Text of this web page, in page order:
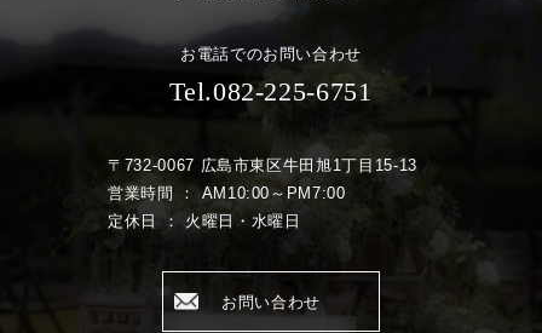
お電話でのお問い合わせ
Tel.082-225-6751
〒732-0067 広島市東区牛田旭1丁目15-13
営業時間 ： AM10:00～PM7:00
定休日 ： 火曜日・水曜日
お問い合わせ